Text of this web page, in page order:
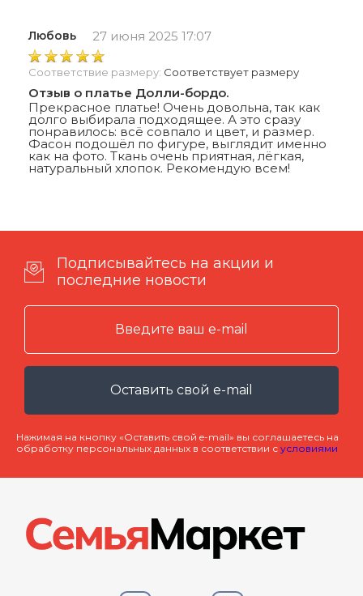
Любовь 27 июня 2025 17:07
Соответствие размеру: Соответствует размеру
Отзыв о платье Долли-бордо.
Прекрасное платье! Очень довольна, так как
долго выбирала подходящее. А это сразу
понравилось: всё совпало и цвет, и размер.
Фасон подошёл по фигуре, выглядит именно
как на фото. Ткань очень приятная, лёгкая,
натуральный хлопок. Рекомендую всем!
Подписывайтесь на акции и
последние новости
Оставить свой e-mail
Нажимая на кнопку «Оставить свой e-mail» вы соглашаетесь на
обработку персональных данных в соответствии с условиями